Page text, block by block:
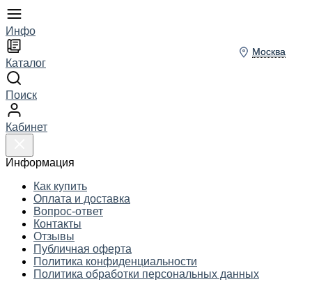
Инфо
Каталог
Поиск
Кабинет
Информация
Как купить
Оплата и доставка
Вопрос-ответ
Контакты
Отзывы
Публичная оферта
Политика конфиденциальности
Политика обработки персональных данных
Москва
Москва